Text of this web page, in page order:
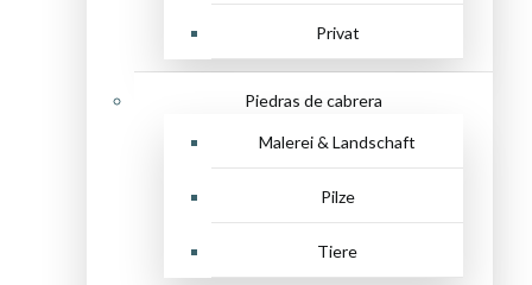
Privat
Piedras de cabrera
Malerei & Landschaft
Pilze
Tiere